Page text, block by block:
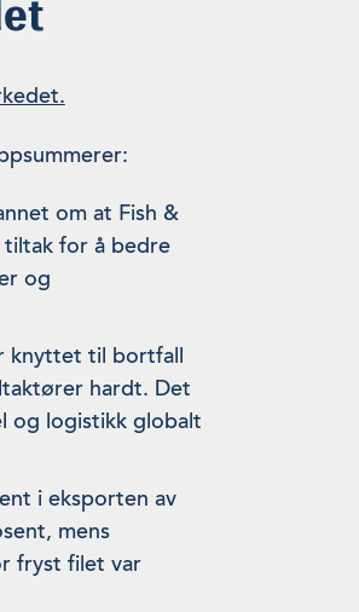
om at Fish &
tiltak for å bedre
og
knyttet til bortfall
hardt. Det
og logistikk globalt
i eksporten av
mens
fryst filet var